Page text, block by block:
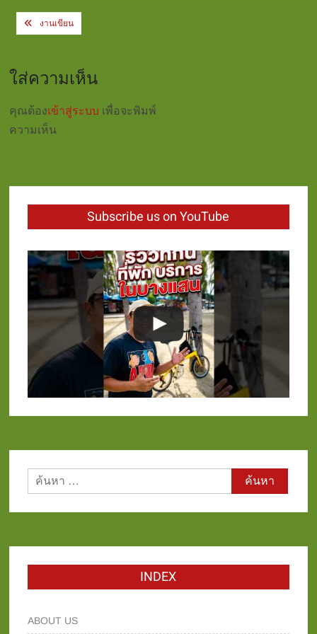
Postงานเขียน
ใส่ความเห็น
คุณต้องเข้าสู่ระบบ เพื่อจะพิมพ์
ความเห็น
Subscribe us on YouTube
ค้นหา
สำหรับ:
INDEX
ABOUT US